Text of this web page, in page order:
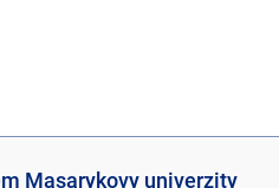
Masarykovy univerzity